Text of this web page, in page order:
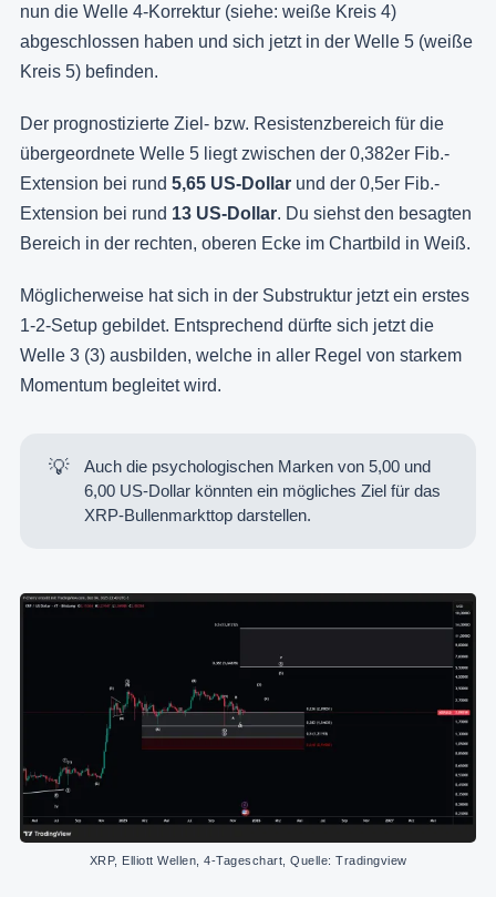
nun die Welle 4-Korrektur (siehe: weiße Kreis 4)
abgeschlossen haben und sich jetzt in der Welle 5 (weiße
Kreis 5) befinden.
Der prognostizierte Ziel- bzw. Resistenzbereich für die
übergeordnete Welle 5 liegt zwischen der 0,382er Fib.-
Extension bei rund 5,65 US-Dollar und der 0,5er Fib.-
Extension bei rund 13 US-Dollar. Du siehst den besagten
Bereich in der rechten, oberen Ecke im Chartbild in Weiß.
Möglicherweise hat sich in der Substruktur jetzt ein erstes
1-2-Setup gebildet. Entsprechend dürfte sich jetzt die
Welle 3 (3) ausbilden, welche in aller Regel von starkem
Momentum begleitet wird.
💡
Auch die psychologischen Marken von 5,00 und
6,00 US-Dollar könnten ein mögliches Ziel für das
XRP-Bullenmarkttop darstellen.
XRP, Elliott Wellen, 4-Tageschart, Quelle: Tradingview